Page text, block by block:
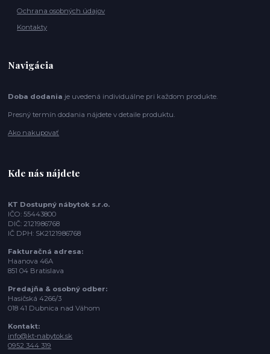
Ochrana osobných údajov
Kontakty
Navigácia
Doba dodania je uvedená individuálne pri každom produkte.
Presný termín dodania nájdete v detaile produktu.
Ako nakupovať
Kde nás nájdete
KT Dostupný nábytok s.r.o.
IČO: 55443800
DIČ: 2121986768
IČ DPH: SK2121986768
Fakturačná adresa:
Haanova 46A
851 04 Bratislava
Predajňa & osobný odber:
Hasičská 4266/3
018 41 Dubnica nad Váhom
Kontakt:
info@kt-nabytok.sk
0952 344 319